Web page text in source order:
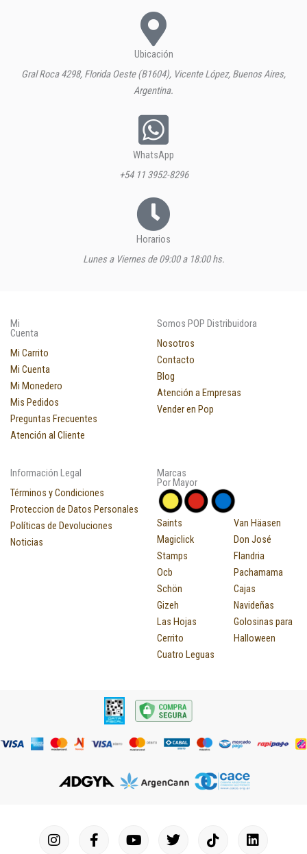
Ubicación
Gral Roca 4298, Florida Oeste (B1604), Vicente López, Buenos Aires,
Argentina.
WhatsApp
+54 11 3952-8296
Horarios
Lunes a Viernes de 09:00 a 18:00 hs.
Mi
Cuenta
Mi Carrito
Mi Cuenta
Mi Monedero
Mis Pedidos
Preguntas Frecuentes
Atención al Cliente
Somos POP Distribuidora
Nosotros
Contacto
Blog
Atención a Empresas
Vender en Pop
Información Legal
Términos y Condiciones
Proteccion de Datos Personales
Políticas de Devoluciones
Noticias
Marcas
Por Mayor
Saints
Magiclick
Stamps
Ocb
Schön
Gizeh
Las Hojas
Cerrito
Cuatro Leguas
Van Häasen
Don José
Flandria
Pachamama
Cajas
Navideñas
Golosinas para
Halloween
I
n
F
a
Y
o
T
w
I
c
L
i